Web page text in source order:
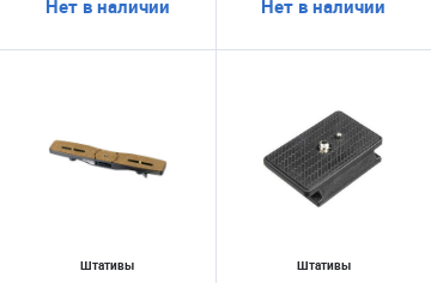
Нет в наличии Нет в наличии
Штативы Штативы